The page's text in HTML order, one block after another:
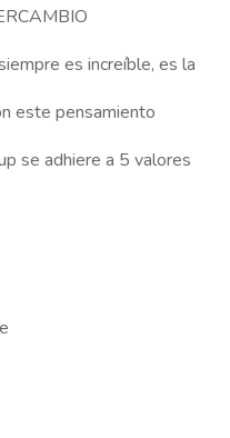
es increíble, es la
este pensamiento
se adhiere a 5 valores